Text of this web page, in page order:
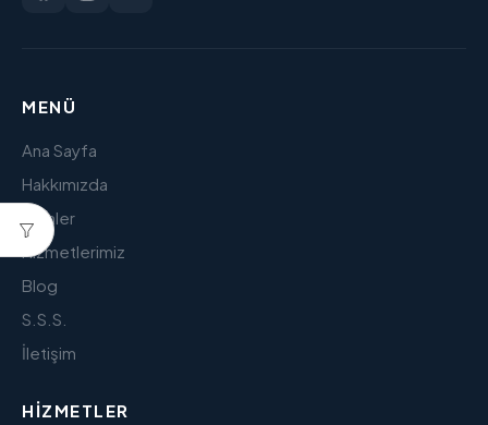
MENÜ
Ana Sayfa
Hakkımızda
Ürünler
Hizmetlerimiz
Blog
S.S.S.
İletişim
HIZMETLER